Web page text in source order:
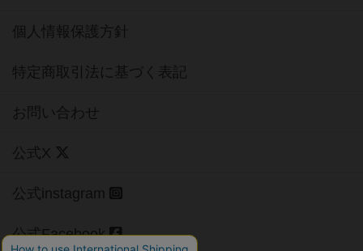
個人情報保護方針
特定商取引法に基づく表記
お問い合わせ
公式X
公式instagram
公式Facebook